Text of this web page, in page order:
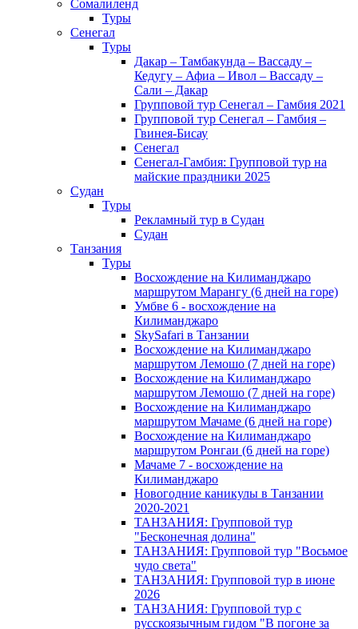
Сомалиленд
Туры
Сенегал
Туры
Дакар – Тамбакунда – Вассаду –
Кедугу – Афиа – Ивол – Вассаду –
Сали – Дакар
Групповой тур Сенегал – Гамбия 2021
Групповой тур Сенегал – Гамбия –
Гвинея-Бисау
Сенегал
Сенегал-Гамбия: Групповой тур на
майские праздники 2025
Судан
Туры
Рекламный тур в Cудан
Cудан
Танзания
Туры
Восхождение на Килиманджаро
маршрутом Марангу (6 дней на горе)
Умбве 6 - восхождение на
Килиманджаро
SkySafari в Танзании
Восхождение на Килиманджаро
маршрутом Лемошо (7 дней на горе)
Восхождение на Килиманджаро
маршрутом Лемошо (7 дней на горе)
Восхождение на Килиманджаро
маршрутом Мачаме (6 дней на горе)
Восхождение на Килиманджаро
маршрутом Ронгаи (6 дней на горе)
Мачаме 7 - восхождение на
Килиманджаро
Новогодние каникулы в Танзании
2020-2021
ТАНЗАНИЯ: Групповой тур
"Бесконечная долина"
ТАНЗАНИЯ: Групповой тур "Восьмое
чудо света"
ТАНЗАНИЯ: Групповой тур в июне
2026
ТАНЗАНИЯ: Групповой тур с
русскоязычным гидом "В погоне за